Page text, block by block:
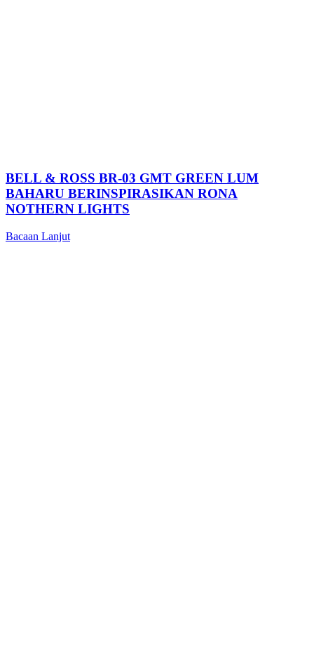
BELL & ROSS BR-03 GMT GREEN LUM
BAHARU BERINSPIRASIKAN RONA
NOTHERN LIGHTS
Bacaan Lanjut